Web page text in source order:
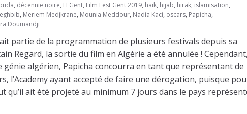
, décennie noire, FFGent, Film Fest Gent 2019, haïk, hijab, hirak, islamisation,
, Meriem Medjkrane, Mounia Meddour, Nadia Kaci, oscars, Papicha,
Doumandji
partie de la programmation de plusieurs festivals depuis sa
Regard, la sortie du film en Algérie a été annulée ! Cependant,
algérien, Papicha concourra en tant que représentant de
l’Academy ayant accepté de faire une dérogation, puisque
qu’il ait été projeté au minimum 7 jours dans le pays